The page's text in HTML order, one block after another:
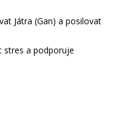
Játra (Gan) a posilovat
stres a podporuje